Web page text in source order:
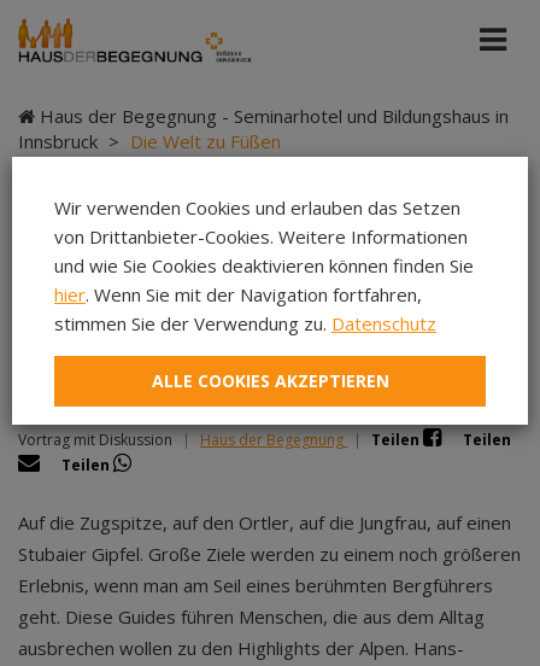
Haus der Begegnung - Seminarhotel und Bildungshaus in
Innsbruck > Die Welt zu Füßen
Die Welt zu Füßen
Vortrag mit Diskussion | Haus der Begegnung | Teilen
Teilen
Teilen
Auf die Zugspitze, auf den Ortler, auf die Jungfrau, auf einen
Stubaier Gipfel. Große Ziele werden zu einem noch größeren
Erlebnis, wenn man am Seil eines berühmten Bergführers
geht. Diese Guides führen Menschen, die aus dem Alltag
ausbrechen wollen zu den Highlights der Alpen. Hans-
Wir verwenden Cookies und erlauben das Setzen
von Drittanbieter-Cookies. Weitere Informationen
und wie Sie Cookies deaktivieren können finden Sie
hier. Wenn Sie mit der Navigation fortfahren,
stimmen Sie der Verwendung zu. Datenschutz
ALLE COOKIES AKZEPTIEREN